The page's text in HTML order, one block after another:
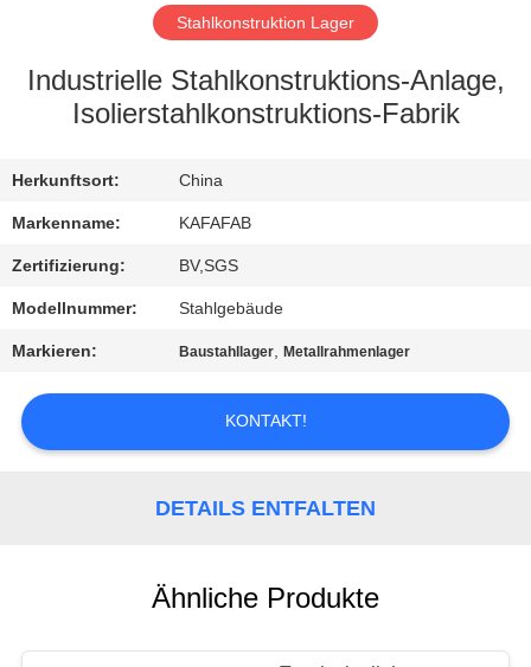
ÜBER
WERKSBESICHTIGUNG
QUALITÄTSKONTROLLE
KONTAKT
NEUIGKEITEN
Stahlkonstruktion Lager
Industrielle Stahlkonstruktions-Anlage,
Isolierstahlkonstruktions-Fabrik
Herkunftsort: China
Markenname: KAFAFAB
Zertifizierung: BV,SGS
Modellnummer: Stahlgebäude
Markieren: Baustahllager,Metallrahmenlager
KONTAKT!
DETAILS ENTFALTEN
Ähnliche Produkte